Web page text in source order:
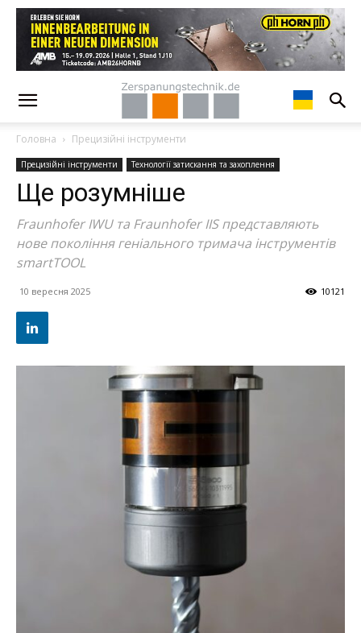
Головна Прецизійні інструменти
Прецизійні інструменти Технології затискання та захоплення
Ще розумніше
Fraunhofer IWU та Fraunhofer IIS представляють
нове покоління геніального тримача інструментів
smartTOOL
10 вересня 2025 10121